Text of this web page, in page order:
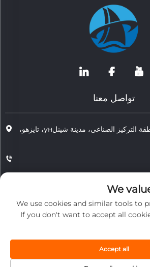
تواصل معنا
رقم 8، طريق شينان، منطقة التركيز الصناعي، مدينة شينلун، تايزهو،
الخصوصية
We
We use cookies and similar tools to
If you don't want to accept all
Accept all